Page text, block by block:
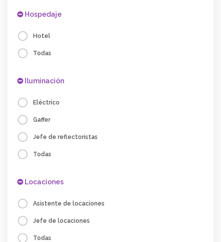
Hospedaje
Hotel
Todas
Iluminación
Eléctrico
Gaffer
Jefe de reflectoristas
Todas
Locaciones
Asistente de locaciones
Jefe de locaciones
Todas